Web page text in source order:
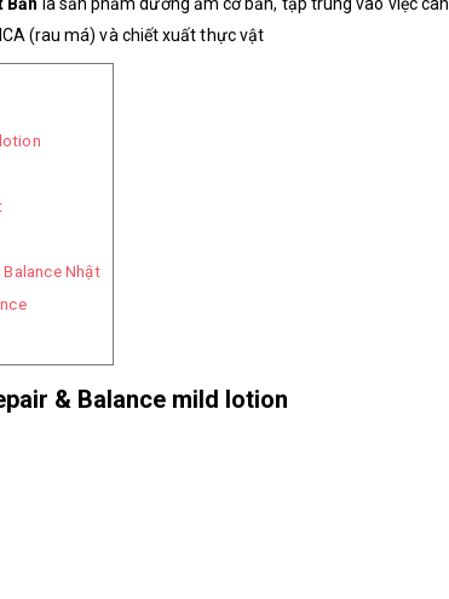
Bản là sản phẩm dưỡng ẩm cơ bản, tập trung vào việc cân
(rau má) và chiết xuất thực vật
Nhật
& Balance mild lotion